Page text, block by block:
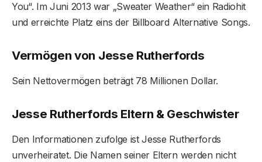
You“. Im Juni 2013 war „Sweater Weather“ ein Radiohit
und erreichte Platz eins der Billboard Alternative Songs.
Vermögen von Jesse Rutherfords
Sein Nettovermögen beträgt 78 Millionen Dollar.
Jesse Rutherfords Eltern & Geschwister
Den Informationen zufolge ist Jesse Rutherfords
unverheiratet. Die Namen seiner Eltern werden nicht